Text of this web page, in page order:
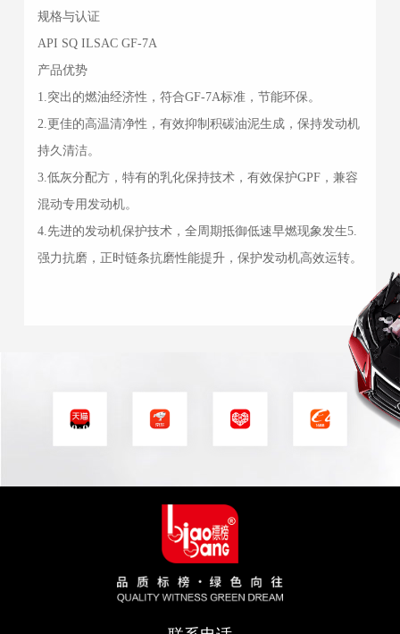
规格与认证
API SQ ILSAC GF-7A
产品优势
1.突出的燃油经济性，符合GF-7A标准，节能环保。
2.更佳的高温清净性，有效抑制积碳油泥生成，保持发动机
持久清洁。
3.低灰分配方，特有的乳化保持技术，有效保护GPF，兼容
混动专用发动机。
4.先进的发动机保护技术，全周期抵御低速早燃现象发生5.
强力抗磨，正时链条抗磨性能提升，保护发动机高效运转。